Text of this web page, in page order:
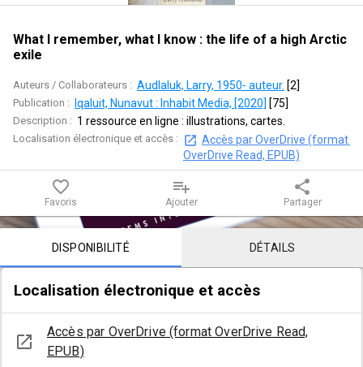
know
the
life
of
a
high
Arctic
exile
What I remember, what I know : the life of a high Arctic
exile
Auteurs / Collaborateurs : Audlaluk, Larry, 1950- auteur. [2]
Publication : Iqaluit, Nunavut : Inhabit Media, [2020] [75]
Description : 1 ressource en ligne : illustrations, cartes.
Localisation électronique et accès :
Accès par OverDrive (format
OverDrive Read, EPUB)
favorite_border
Favoris
playlist_add
Ajouter
share
Partager
Contenu de la notice
DISPONIBILITÉ DÉTAILS
Localisation électronique et accès
open_in_new
Accès par OverDrive (format OverDrive Read,
EPUB)